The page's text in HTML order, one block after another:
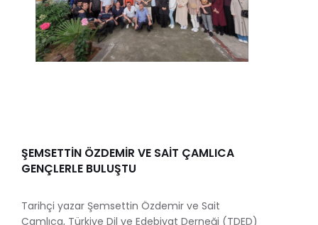
ŞEMSETTİN ÖZDEMİR VE SAİT ÇAMLICA
GENÇLERLE BULUŞTU
Tarihçi yazar Şemsettin Özdemir ve Sait
Çamlıca, Türkiye Dil ve Edebiyat Derneği (TDED)